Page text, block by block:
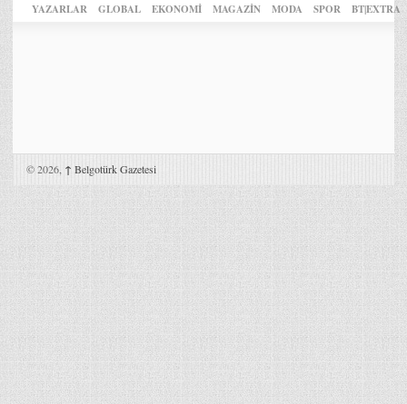
YAZARLAR GLOBAL EKONOMİ MAGAZİN MODA SPOR BT|EXTRA
© 2026, ↑ Belgotürk Gazetesi